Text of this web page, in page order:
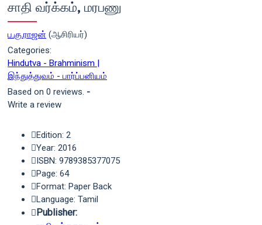
சாதி வர்க்கம், மரபணு
ப.கு.ராஜன் (ஆசிரியர்)
Categories:
Hindutva - Brahminism |
இந்துத்துவம் - பார்ப்பனியம்
Based on 0 reviews. -
Write a review
Edition: 2
Year: 2016
ISBN: 9789385377075
Page: 64
Format: Paper Back
Language: Tamil
Publisher: